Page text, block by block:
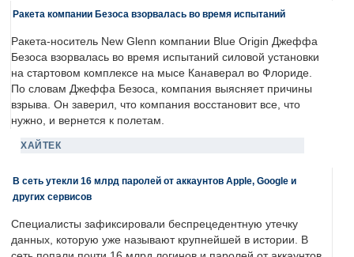
Ракета компании Безоса взорвалась во время испытаний
Ракета-носитель New Glenn компании Blue Origin Джеффа
Безоса взорвалась во время испытаний силовой установки
на стартовом комплексе на мысе Канаверал во Флориде.
По словам Джеффа Безоса, компания выясняет причины
взрыва. Он заверил, что компания восстановит все, что
нужно, и вернется к полетам.
ХАЙТЕК
В сеть утекли 16 млрд паролей от аккаунтов Apple, Google и
других сервисов
Специалисты зафиксировали беспрецедентную утечку
данных, которую уже называют крупнейшей в истории. В